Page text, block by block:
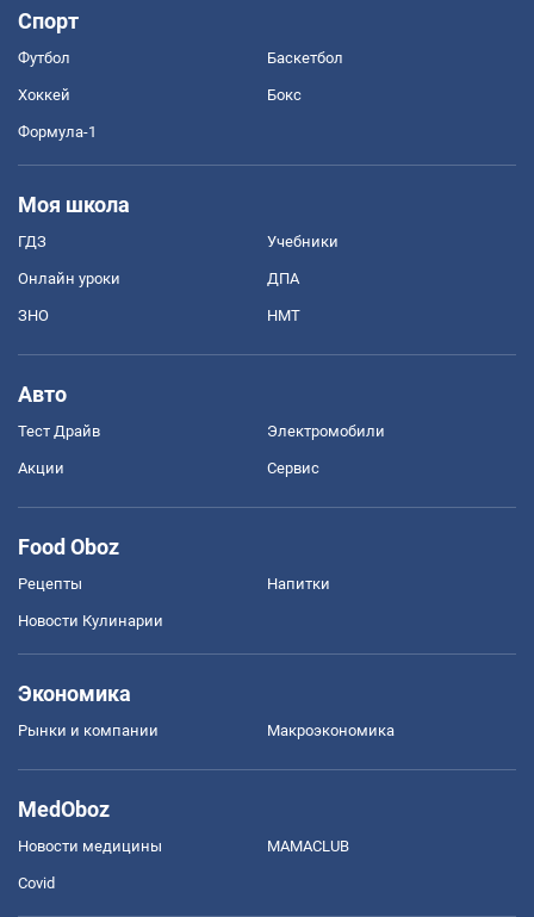
Спорт
Футбол Баскетбол
Хоккей Бокс
Формула-1
Моя школа
ГДЗ Учебники
Онлайн уроки ДПА
ЗНО НМТ
Авто
Тест Драйв Электромобили
Акции Сервис
Food Oboz
Рецепты Напитки
Новости Кулинарии
Экономика
Рынки и компании Mакроэкономика
MedOboz
Новости медицины MAMACLUB
Covid